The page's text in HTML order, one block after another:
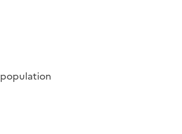
population